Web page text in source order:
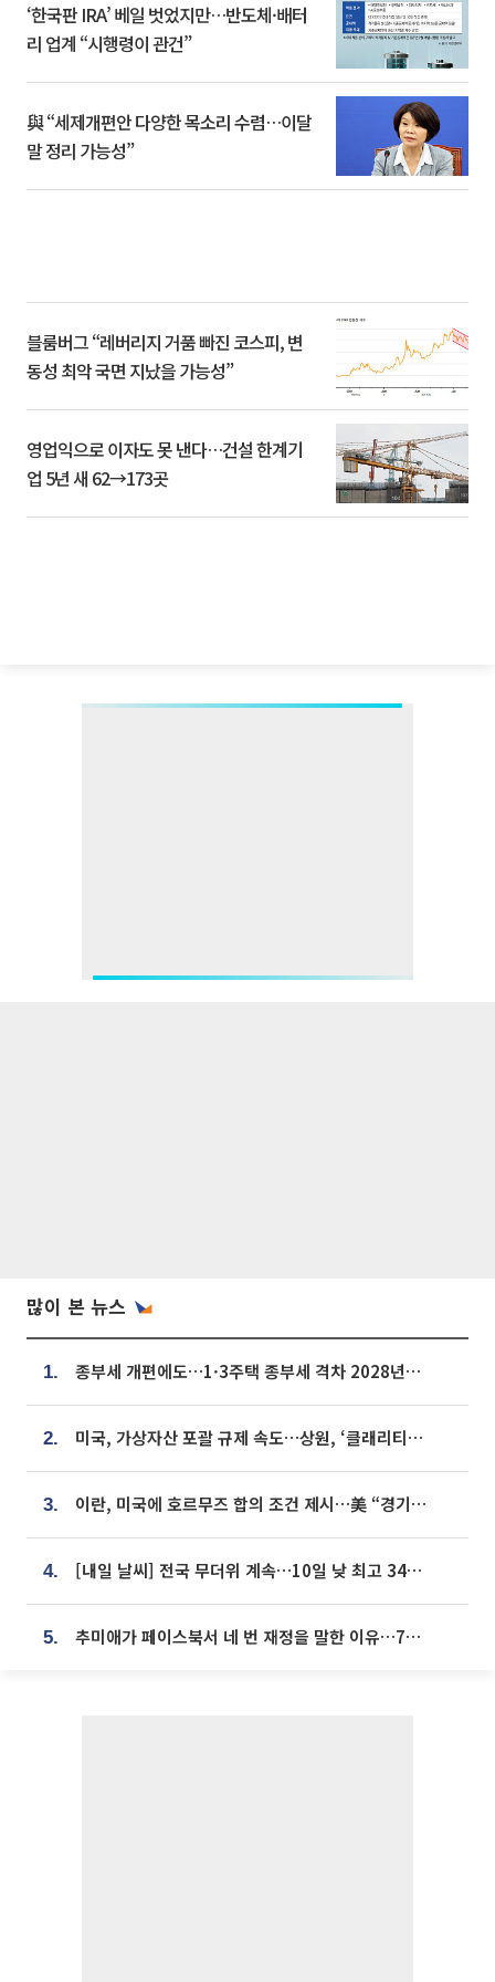
‘한국판 IRA’ 베일 벗었지만…반도체·배터
리 업계 “시행령이 관건”
與 “세제개편안 다양한 목소리 수렴…이달
말 정리 가능성”
블룸버그 “레버리지 거품 빠진 코스피, 변
동성 최악 국면 지났을 가능성”
영업익으로 이자도 못 낸다…건설 한계기
업 5년 새 62→173곳
많이 본 뉴스
1. 종부세 개편에도…1·3주택 종부세 격차 2028년부터 확대
2. 미국, 가상자산 포괄 규제 속도…상원, ‘클래리티법’ 9월 절차투표 추진
3. 이란, 미국에 호르무즈 합의 조건 제시…美 “경기 아직 안 끝나” [종합]
4. [내일 날씨] 전국 무더위 계속…10일 낮 최고 34도 육박
5. 추미애가 페이스북서 네 번 재정을 말한 이유…7700억 추경 열쇠는 도의회에